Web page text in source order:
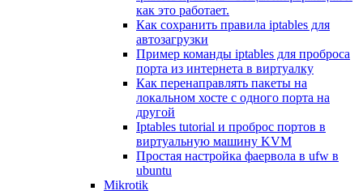
как это работает.
Как сохранить правила iptables для
автозагрузки
Пример команды iptables для проброса
порта из интернета в виртуалку
Как перенаправлять пакеты на
локальном хосте с одного порта на
другой
Iptables tutorial и проброс портов в
виртуальную машину KVM
Простая настройка фаервола в ufw в
ubuntu
Mikrotik